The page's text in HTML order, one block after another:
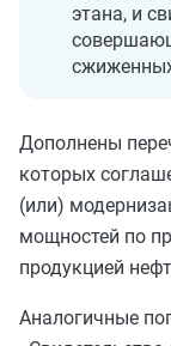
этана, и
Дополнены
которых
(или)
мощностей по
продукцией
Аналогичные